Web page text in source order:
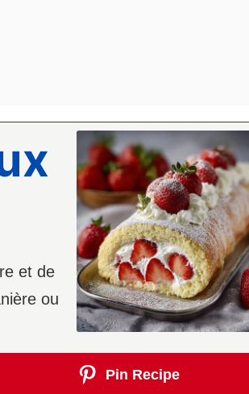
et de
ou
Pin Recipe